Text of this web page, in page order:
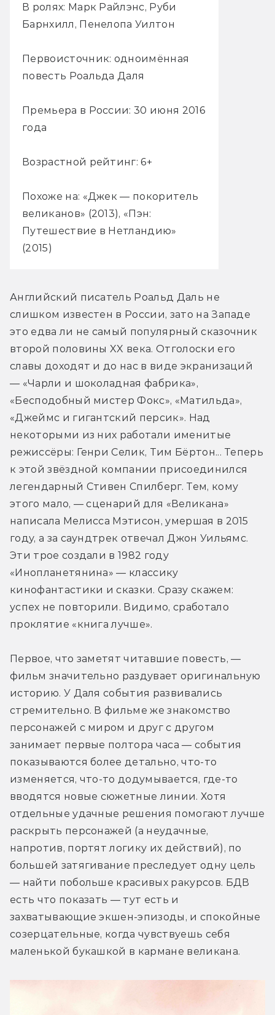
В ролях: Марк Райлэнс, Руби
Барнхилл, Пенелопа Уилтон
Первоисточник: одноимённая
повесть Роальда Даля
Премьера в России: 30 июня 2016
года
Возрастной рейтинг: 6+
Похоже на: «Джек — покоритель
великанов» (2013), «Пэн:
Путешествие в Нетландию»
(2015)
Английский писатель Роальд Даль не
слишком известен в России, зато на Западе
это едва ли не самый популярный сказочник
второй половины XX века. Отголоски его
славы доходят и до нас в виде экранизаций
— «Чарли и шоколадная фабрика»,
«Бесподобный мистер Фокс», «Матильда»,
«Джеймс и гигантский персик». Над
некоторыми из них работали именитые
режиссёры: Генри Селик, Тим Бёртон... Теперь
к этой звёздной компании присоединился
легендарный Стивен Спилберг. Тем, кому
этого мало, — сценарий для «Великана»
написала Мелисса Мэтисон, умершая в 2015
году, а за саундтрек отвечал Джон Уильямс.
Эти трое создали в 1982 году
«Инопланетянина» — классику
кинофантастики и сказки. Сразу скажем:
успех не повторили. Видимо, сработало
проклятие «книга лучше».
Первое, что заметят читавшие повесть, —
фильм значительно раздувает оригинальную
историю. У Даля события развивались
стремительно. В фильме же знакомство
персонажей с миром и друг с другом
занимает первые полтора часа — события
показываются более детально, что-то
изменяется, что-то додумывается, где-то
вводятся новые сюжетные линии. Хотя
отдельные удачные решения помогают лучше
раскрыть персонажей (а неудачные,
напротив, портят логику их действий), по
большей затягивание преследует одну цель
— найти побольше красивых ракурсов. БДВ
есть что показать — тут есть и
захватывающие экшен-эпизоды, и спокойные
созерцательные, когда чувствуешь себя
маленькой букашкой в кармане великана.